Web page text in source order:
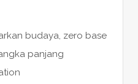
budaya, zero base
panjang